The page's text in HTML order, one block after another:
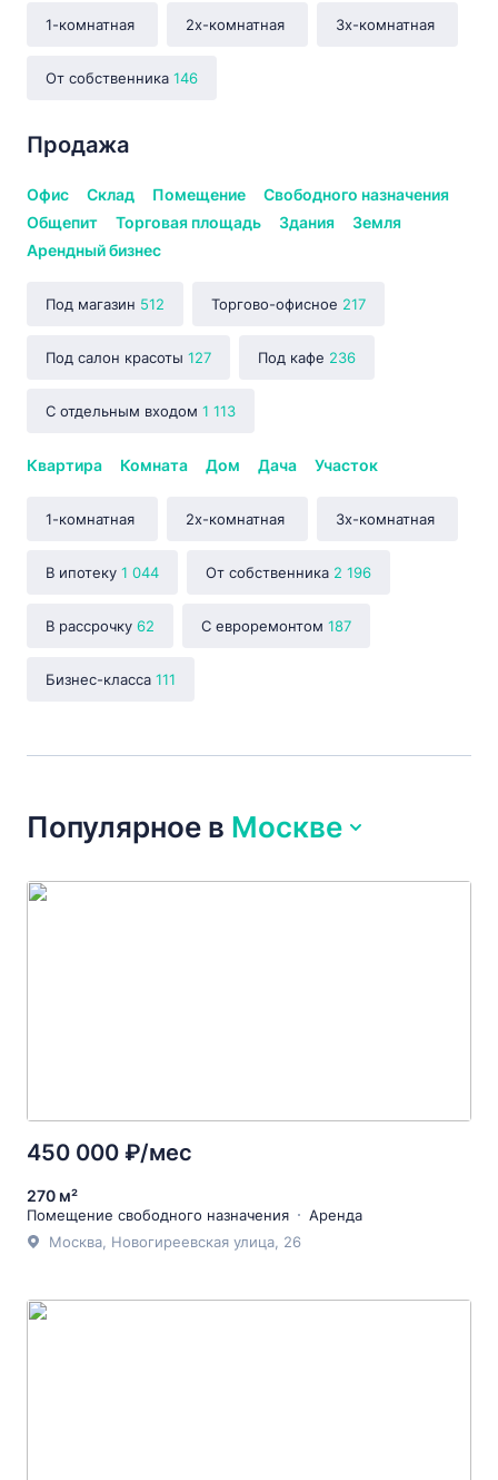
1-комнатная 2х-комнатная 3х-комнатная
От собственника 146
Продажа
Офис Склад Помещение
Свободного назначения
Общепит
Торговая площадь Здания
Земля
Арендный бизнес
Под магазин 512 Торгово-офисное 217
Под салон красоты 127 Под кафе 236
С отдельным входом 1 113
Квартира Комната Дом Дача Участок
1-комнатная 2х-комнатная 3х-комнатная
В ипотеку 1 044 От собственника 2 196
В рассрочку 62 С евроремонтом 187
Бизнес-класса 111
Популярное в Москве
450 000 ₽/мес
270 м²
Помещение свободного назначения
Аренда
Москва, Новогиреевская улица, 26